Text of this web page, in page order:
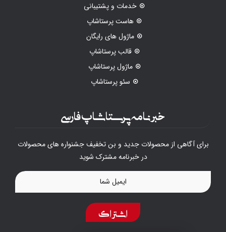
خدمات و پشتیبانی
هاست پرستاشاپ
ماژول های رایگان
قالب پرستاشاپ
ماژول پرستاشاپ
سئو پرستاشاپ
خبرنامه پرستاشاپ فارسی
برای آگاهی از محصولات جدید و بن تخفیف جشنواره های محصولات
در خبرنامه مشترک شوید
اشتراک